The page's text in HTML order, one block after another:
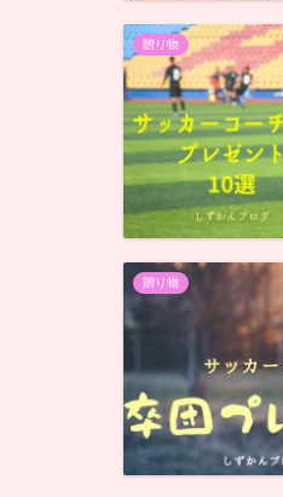
贈り物
贈り物